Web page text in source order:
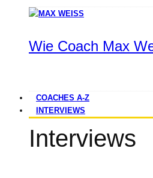
Wie Coach Max
COACHES A-Z
INTERVIEWS
Interviews